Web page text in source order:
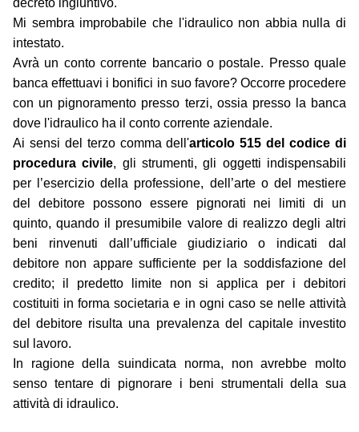
decreto ingiuntivo.
Mi sembra improbabile che l'idraulico non abbia nulla di
intestato.
Avrà un conto corrente bancario o postale. Presso quale
banca effettuavi i bonifici in suo favore? Occorre procedere
con un pignoramento presso terzi, ossia presso la banca
dove l'idraulico ha il conto corrente aziendale.
Ai sensi del terzo comma dell'articolo 515 del codice di
procedura civile, gli strumenti, gli oggetti indispensabili
per l’esercizio della professione, dell’arte o del mestiere
del debitore possono essere pignorati nei limiti di un
quinto, quando il presumibile valore di realizzo degli altri
beni rinvenuti dall’ufficiale giudiziario o indicati dal
debitore non appare sufficiente per la soddisfazione del
credito; il predetto limite non si applica per i debitori
costituiti in forma societaria e in ogni caso se nelle attività
del debitore risulta una prevalenza del capitale investito
sul lavoro.
In ragione della suindicata norma, non avrebbe molto
senso tentare di pignorare i beni strumentali della sua
attività di idraulico.